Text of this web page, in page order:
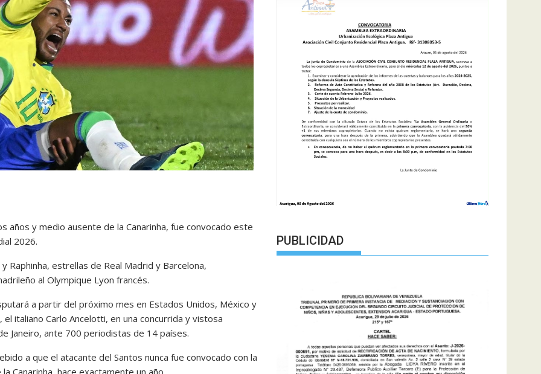
años y medio ausente de la Canarinha, fue convocado este
2026.
Raphinha, estrellas de Real Madrid y Barcelona,
al Olympique Lyon francés.
a partir del próximo mes en Estados Unidos, México y
italiano Carlo Ancelotti, en una concurrida y vistosa
Janeiro, ante 700 periodistas de 14 países.
a que el atacante del Santos nunca fue convocado con la
Canarinha, hace exactamente un año.
PUBLICIDAD